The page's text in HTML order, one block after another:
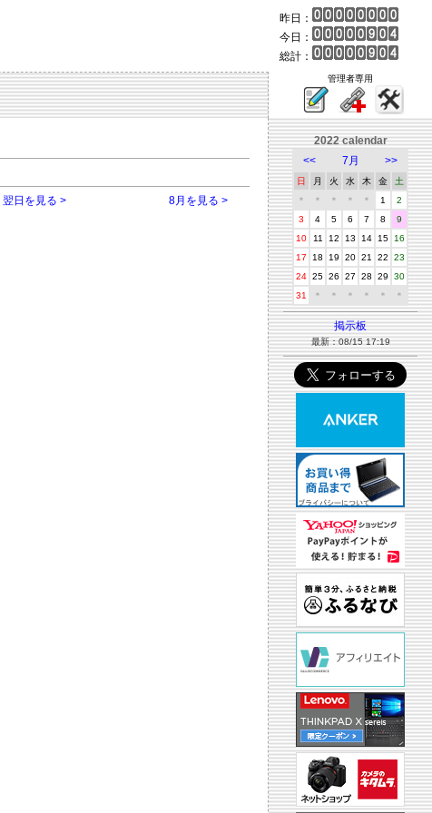
昨日：
今日：
総計：
管理者専用
翌日を見る > 8月を見る >
2022 calendar
<<
7月 >>
日 月 火 水 木 金
土
＊
＊ ＊ ＊ ＊ 1
2
3
4 5 6 7 8
9
10
11 12 13 14 15
16
17
18 19 20 21 22
23
24 25 26 27 28 29
30
31
＊ ＊ ＊ ＊ ＊ ＊
掲示板
最新：08/15 17:19